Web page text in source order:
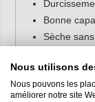
Bonne
Sèche
chlore.
Nous utilisons
Nous pouvons les
améliorer notre site